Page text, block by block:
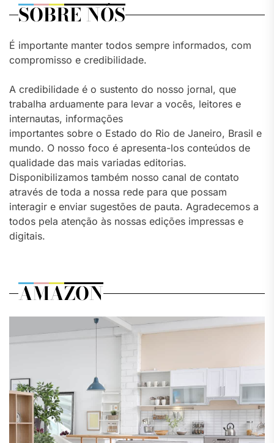
SOBRE NÓS
É importante manter todos sempre informados, com
compromisso e credibilidade.
A credibilidade é o sustento do nosso jornal, que
trabalha arduamente para levar a vocês, leitores e
internautas, informações
importantes sobre o Estado do Rio de Janeiro, Brasil e
mundo. O nosso foco é apresenta-los conteúdos de
qualidade das mais variadas editorias.
Disponibilizamos também nosso canal de contato
através de toda a nossa rede para que possam
interagir e enviar sugestões de pauta. Agradecemos a
todos pela atenção às nossas edições impressas e
digitais.
AMAZON